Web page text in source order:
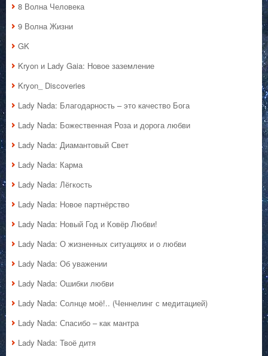
8 Волна Человека
9 Волна Жизни
GK
Kryon и Lady Gaia: Новое заземление
Kryon_ Discoveries
Lady Nada: Благодарность – это качество Бога
Lady Nada: Божественная Роза и дорога любви
Lady Nada: Диамантовый Свет
Lady Nada: Карма
Lady Nada: Лёгкость
Lady Nada: Новое партнёрство
Lady Nada: Новый Год и Ковёр Любви!
Lady Nada: О жизненных ситуациях и о любви
Lady Nada: Об уважении
Lady Nada: Ошибки любви
Lady Nada: Солнце моё!.. (Ченнелинг с медитацией)
Lady Nada: Спасибо – как мантра
Lady Nada: Твоё дитя